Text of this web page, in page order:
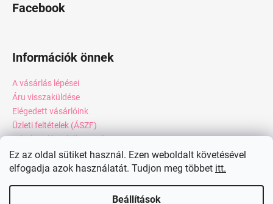
Ez az oldal sütiket használ. Ezen weboldalt követésével
elfogadja azok használatát. Tudjon meg többet itt.
Beállítások
Facebook
Információk önnek
A vásárlás lépései
Áru visszaküldése
Elégedett vásárlóink
Üzleti feltételek (ÁSZF)
Adatkezelési tájékoztató
Webáruház értékelése
Kapcsolat